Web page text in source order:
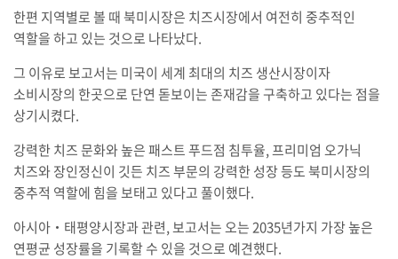
한편 지역별로 볼 때 북미시장은 치즈시장에서 여전히 중추적인
역할을 하고 있는 것으로 나타났다.
그 이유로 보고서는 미국이 세계 최대의 치즈 생산시장이자
소비시장의 한곳으로 단연 돋보이는 존재감을 구축하고 있다는 점을
상기시켰다.
강력한 치즈 문화와 높은 패스트 푸드점 침투율, 프리미엄 오가닉
치즈와 장인정신이 깃든 치즈 부문의 강력한 성장 등도 북미시장의
중추적 역할에 힘을 보태고 있다고 풀이했다.
아시아‧태평양시장과 관련, 보고서는 오는 2035년가지 가장 높은
연평균 성장률을 기록할 수 있을 것으로 예견했다.